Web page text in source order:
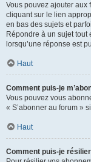
Vous pouvez ajouter aux
cliquant sur le lien
en bas des sujets et
Répondre à un sujet
lorsqu’une réponse est
Haut
Comment puis-je
Vous pouvez vous
« S’abonner au forum »
Haut
Comment puis-je